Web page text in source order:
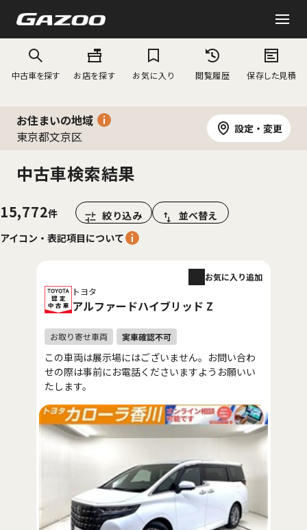
中古車を探す お店を探す お気に入り 閲覧履歴 保存した見積
お住まいの地域
東京都文京区
設定・変更
中古車検索結果
15,772 絞り込み
並べ替え
アイコン・表記項目について
トヨタ
アルファードハイブリッド Z
お気に入り追加
この車両は展示場にはございません。お問い合わ
せの際は事前にお電話くださいますようお願いい
たします。